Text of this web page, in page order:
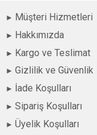
Müşteri Hizmetleri
Hakkımızda
Kargo ve Teslimat
Gizlilik ve Güvenlik
İade Koşulları
Sipariş Koşulları
Üyelik Koşulları